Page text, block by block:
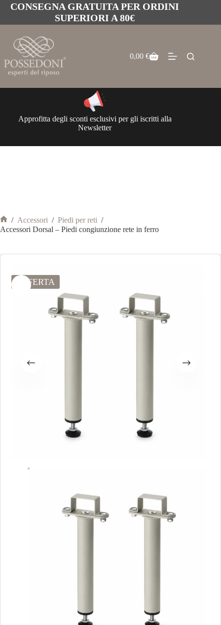
CONSEGNA GRATUITA PER ORDINI
SUPERIORI A 80€
0,00€
Approfitta degli sconti esclusivi per gli iscritti alla
Newsletter
/ Accessori / Piedi per reti /
Accessori Dorsal – Piedi congiunzione rete in ferro
OFFERTA